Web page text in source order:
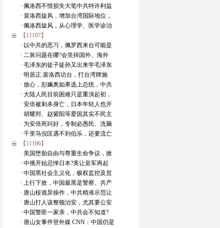
· 佩洛西不惜损失大笔中共特许利益
· 裴洛西旋风，增加台湾国际地位，
· 佩洛西旋风，从心理学、医学诊治
【11107】
· 以中共的恶习，佩罗西来台可能是
· 二舅问题在哪?会笑掉国外、海外
· 毛泽东的徒子徒孙又出来学毛泽东
· 明居正:裴洛西访台，打台湾牌施
· 放心，彭姵奥如果选上总统，中共
· 大陆人民目前困难只是重演起初，
· 安倍被刺杀身亡，日本年轻人也开
· 胡耀邦、赵紫阳等爱国其实不民主
· 为安倍死叫好，专制必愚民、洗脑
· 千里马倪匡遇不到伯乐，还要流亡
【11106】
· 美国堕胎自由与尊重生命争议，掀
· 中俄开始忌惮日本?美让皇军再起
· 中国黑社会主义化，极权监控及贫
· 上行下效，中国最黑是警察、共产
· 唐山桉诡异操作，中共精准示范让
· 唐山打人该整顿治安，尤其要公安
· 中国警匪一家亲，中共会不知道?
· 唐山女事件登外媒 CNN：中国仍是